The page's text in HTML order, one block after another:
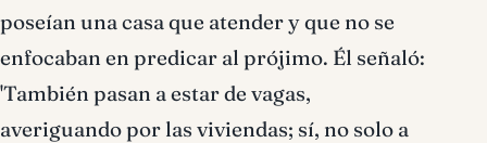
poseían una casa que atender y que no se
enfocaban en predicar al prójimo. Él señaló:
'También pasan a estar de vagas,
averiguando por las viviendas; sí, no solo a